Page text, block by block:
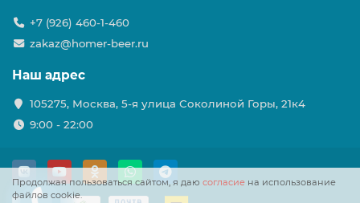
Продолжая пользоваться сайтом, я даю согласие на использование
файлов cookie.
+7 (926) 460-1-460
zakaz@homer-beer.ru
Наш адрес
105275, Москва, 5-я улица Соколиной Горы, 21к4
9:00 - 22:00